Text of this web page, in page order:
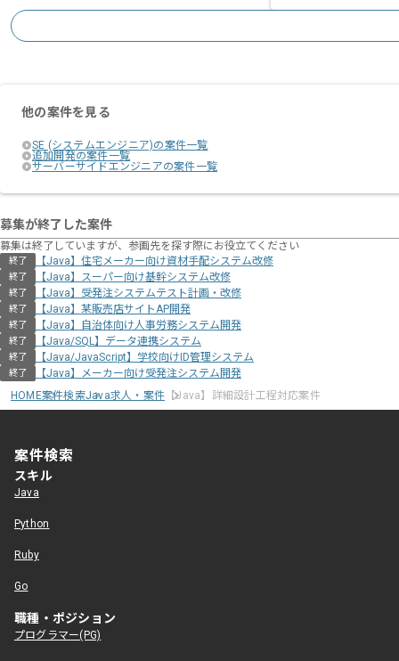
他の案件を見る
SE (システムエンジニア)の案件一覧
追加開発の案件一覧
サーバーサイドエンジニアの案件一覧
募集が終了した案件
募集は終了していますが、参画先を探す際にお役立てください
終了 【Java】住宅メーカー向け資材⼿配システム改修
終了 【Java】スーパー向け基幹システム改修
終了 【Java】受発注システムテスト計画・改修
終了 【Java】某販売店サイトAP開発
終了 【Java】自治体向け人事労務システム開発
終了 【Java/SQL】データ連携システム
終了 【Java/JavaScript】学校向けID管理システム
終了
【Java】メーカー向け受発注システム開発
HOME案件検索Java求人・案件 【Java】詳細設計工程対応案件
案件検索
スキル
Java
Python
Ruby
Go
職種・ポジション
プログラマー(PG)